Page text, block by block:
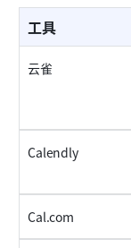
工具
云雀
Calendly
Cal.com